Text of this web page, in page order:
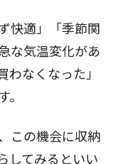
快適」「季節関
な気温変化があ
なくなった」
この機会に収納
してみるといい